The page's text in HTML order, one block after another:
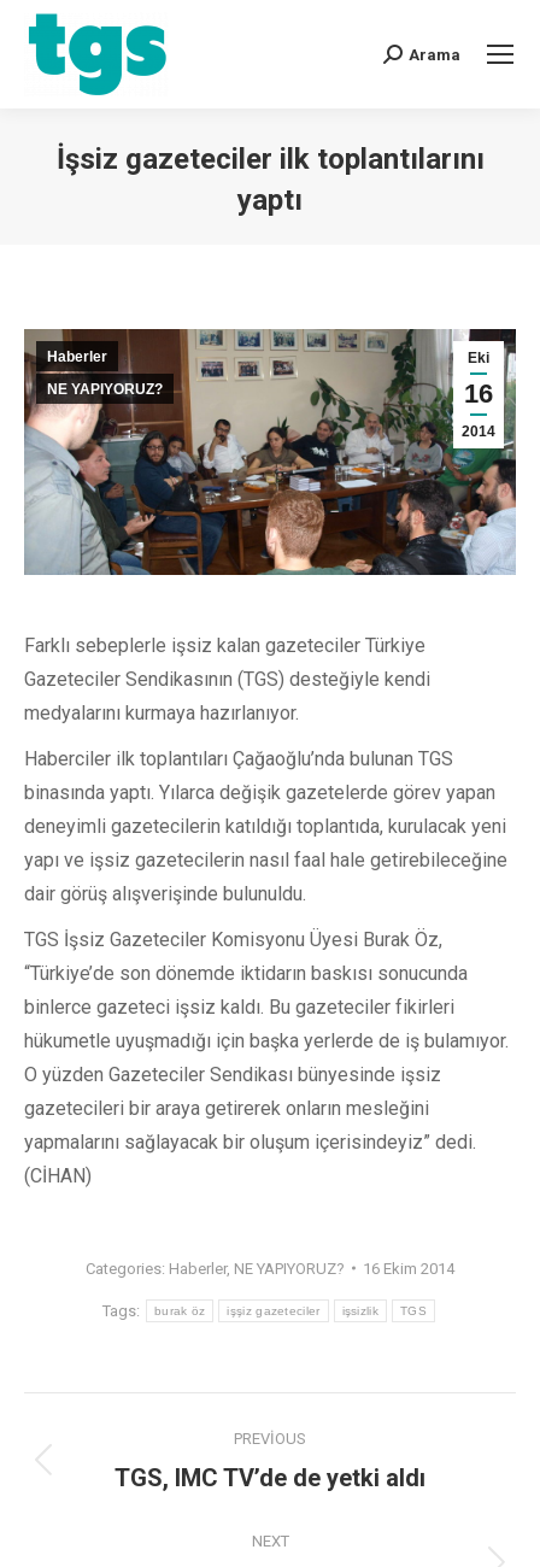
Arama
İşsiz gazeteciler ilk toplantılarını
yaptı
Eki
16
2014
Haberler
NE YAPIYORUZ?
Farklı sebeplerle işsiz kalan gazeteciler Türkiye
Gazeteciler Sendikasının (TGS) desteğiyle kendi
medyalarını kurmaya hazırlanıyor.
Haberciler ilk toplantıları Çağaoğlu’nda bulunan TGS
binasında yaptı. Yılarca değişik gazetelerde görev yapan
deneyimli gazetecilerin katıldığı toplantıda, kurulacak yeni
yapı ve işsiz gazetecilerin nasıl faal hale getirebileceğine
dair görüş alışverişinde bulunuldu.
TGS İşsiz Gazeteciler Komisyonu Üyesi Burak Öz,
“Türkiye’de son dönemde iktidarın baskısı sonucunda
binlerce gazeteci işsiz kaldı. Bu gazeteciler fikirleri
hükumetle uyuşmadığı için başka yerlerde de iş bulamıyor.
O yüzden Gazeteciler Sendikası bünyesinde işsiz
gazetecileri bir araya getirerek onların mesleğini
yapmalarını sağlayacak bir oluşum içerisindeyiz” dedi.
(CİHAN)
Categories: Haberler, NE YAPIYORUZ? 16 Ekim 2014
Tags: burak öz işşiz gazeteciler işsizlik TGS
PREVIOUS
TGS, IMC TV’de de yetki aldı
NEXT